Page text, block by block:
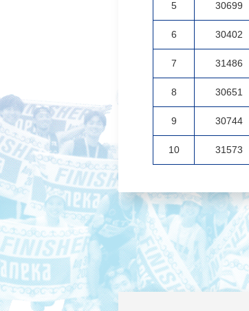
5 30699
6 30402
7 31486
8 30651
9 30744
10 31573